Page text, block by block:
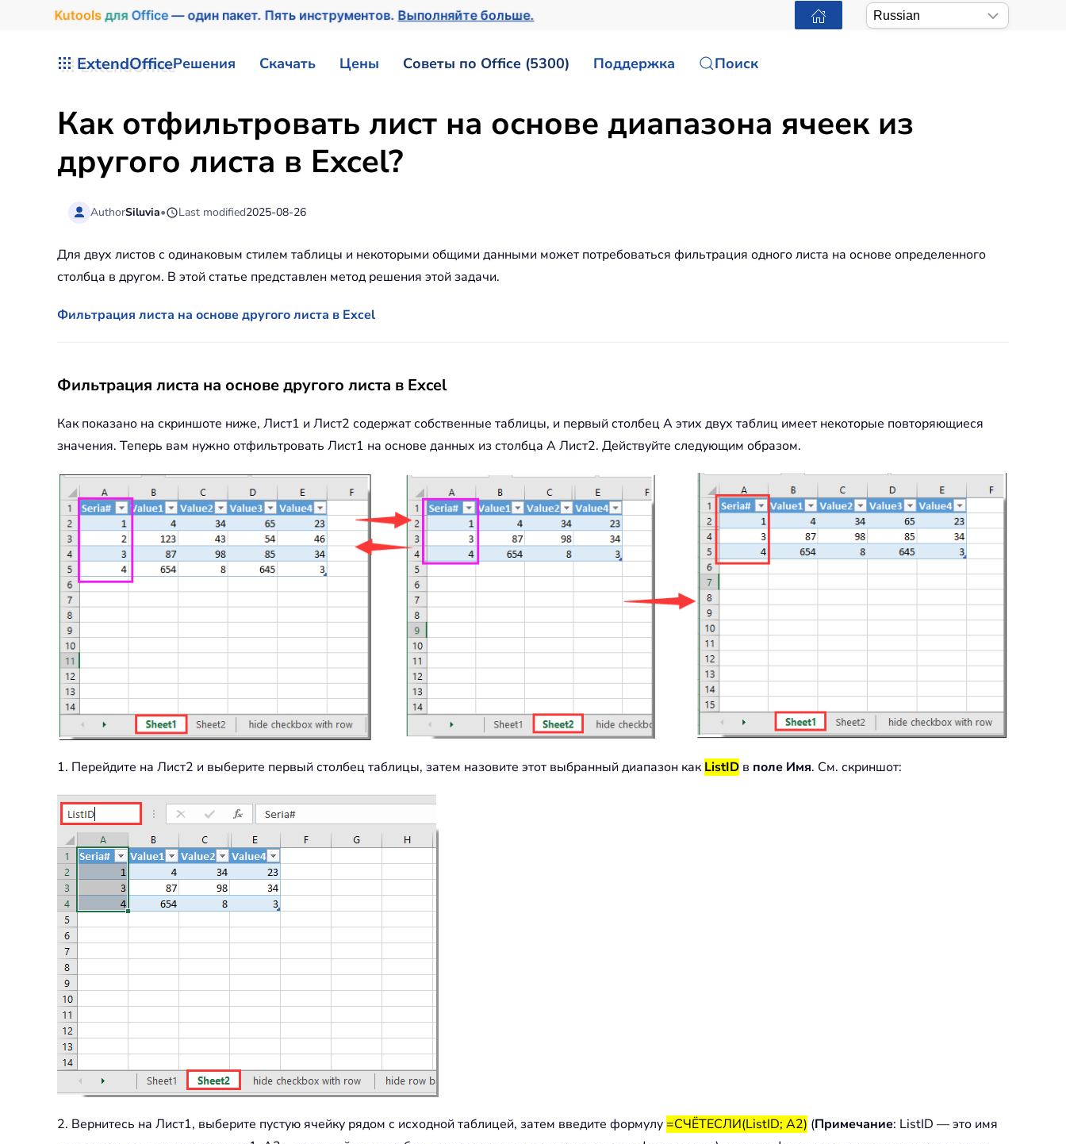
Kutools для Office— один пакет. Пять инструментов.Выполняйте больше.
ExtendOfficeРешения Скачать Цены Советы по Office (5300) Поддержка Поиск
Как отфильтровать лист на основе диапазона ячеек из
другого листа в Excel?
AuthorSiluvia• Last modified2025-08-26
Для двух листов с одинаковым стилем таблицы и некоторыми общими данными может потребоваться фильтрация одного листа на основе определенного
столбца в другом. В этой статье представлен метод решения этой задачи.
Фильтрация листа на основе другого листа в Excel
Фильтрация листа на основе другого листа в Excel
Как показано на скриншоте ниже, Лист1 и Лист2 содержат собственные таблицы, и первый столбец A этих двух таблиц имеет некоторые повторяющиеся
значения. Теперь вам нужно отфильтровать Лист1 на основе данных из столбца A Лист2. Действуйте следующим образом.
1. Перейдите на Лист2 и выберите первый столбец таблицы, затем назовите этот выбранный диапазон какListID в поле Имя. См. скриншот:
2. Вернитесь на Лист1, выберите пустую ячейку рядом с исходной таблицей, затем введите формулу =СЧЁТЕСЛИ(ListID; A2) (Примечание: ListID — это имя